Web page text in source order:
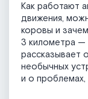
Как работают
движения,
коровы и
3 километра —
рассказывает
необычных
и о